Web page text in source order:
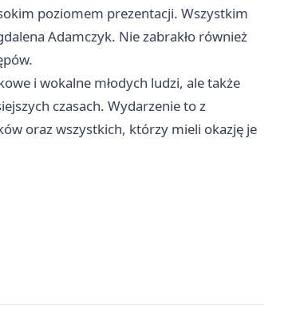
poziomem prezentacji. Wszystkim
Adamczyk. Nie zabrakło również
i wokalne młodych ludzi, ale także
czasach. Wydarzenie to z
oraz wszystkich, którzy mieli okazję je